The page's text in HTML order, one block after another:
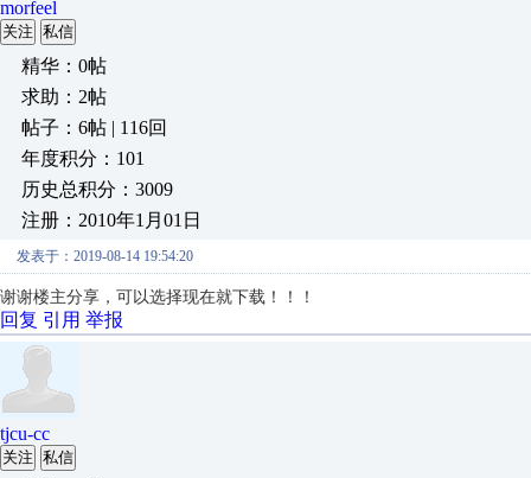
morfeel
关注 私信
精华：0帖
求助：2帖
帖子：6帖 | 116回
年度积分：101
历史总积分：3009
注册：2010年1月01日
发表于：2019-08-14 19:54:20
谢谢楼主分享，可以选择现在就下载！！！
回复 引用 举报
tjcu-cc
关注 私信